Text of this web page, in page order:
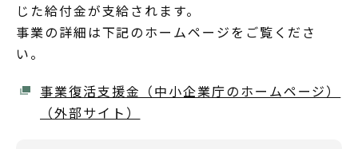
じた給付金が支給されます。
事業の詳細は下記のホームページをご覧くださ
い。
事業復活支援金（中小企業庁のホームページ）
（外部サイト）